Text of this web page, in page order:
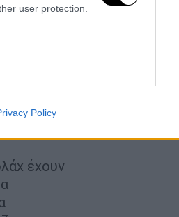
user protection.
Policy
Μακρόν
ντροπή.
έχουν